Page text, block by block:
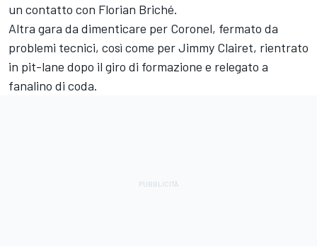
un contatto con Florian Briché.
Altra gara da dimenticare per Coronel, fermato da
problemi tecnici, così come per Jimmy Clairet, rientrato
in pit-lane dopo il giro di formazione e relegato a
fanalino di coda.